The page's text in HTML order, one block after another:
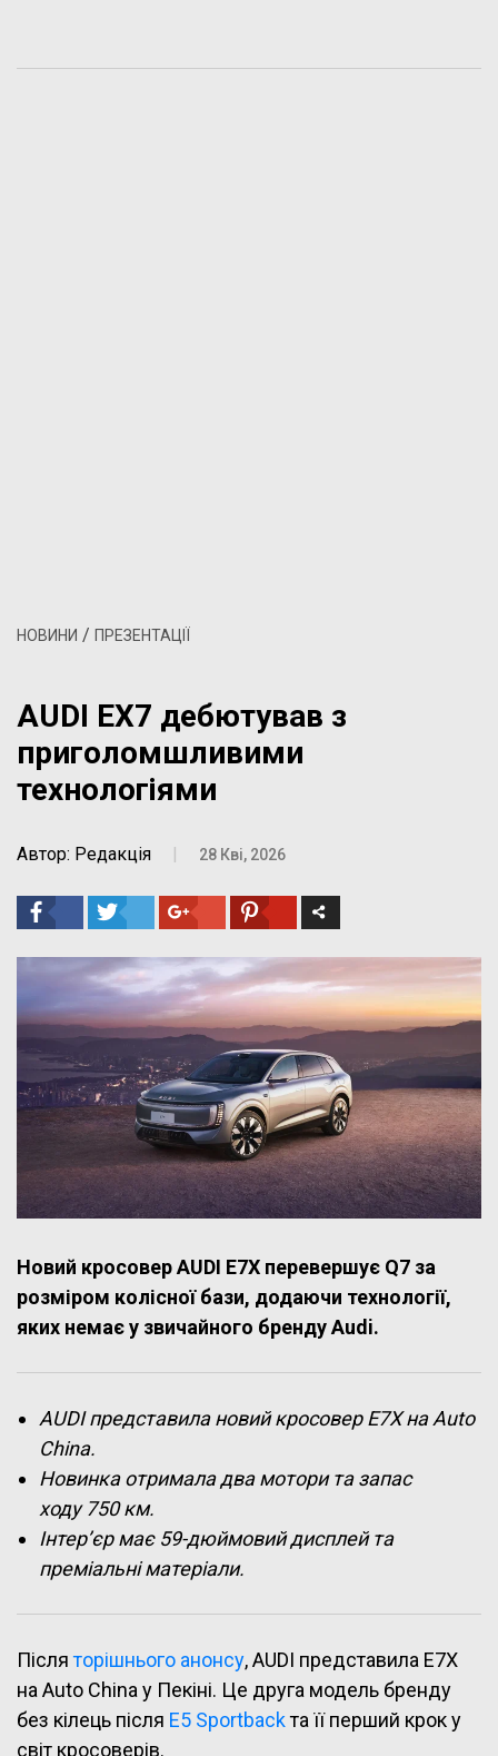
НОВИНИ / ПРЕЗЕНТАЦІЇ
AUDI EX7 дебютував з
приголомшливими
технологіями
Автор: Редакція | 28 Кві, 2026
Новий кросовер AUDI E7X перевершує Q7 за
розміром колісної бази, додаючи технології,
яких немає у звичайного бренду Audi.
AUDI представила новий кросовер E7X на Auto
China.
Новинка отримала два мотори та запас
ходу 750 км.
Інтер’єр має 59-дюймовий дисплей та
преміальні матеріали.
Післяторішнього анонсу, AUDI представила E7X
на Auto China у Пекіні. Це друга модель бренду
без кілець після E5 Sportbackта її перший крок у
світ кросоверів.